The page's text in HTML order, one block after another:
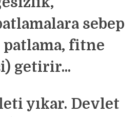
sebep
patlama, fitne
getirir...
yıkar. Devlet